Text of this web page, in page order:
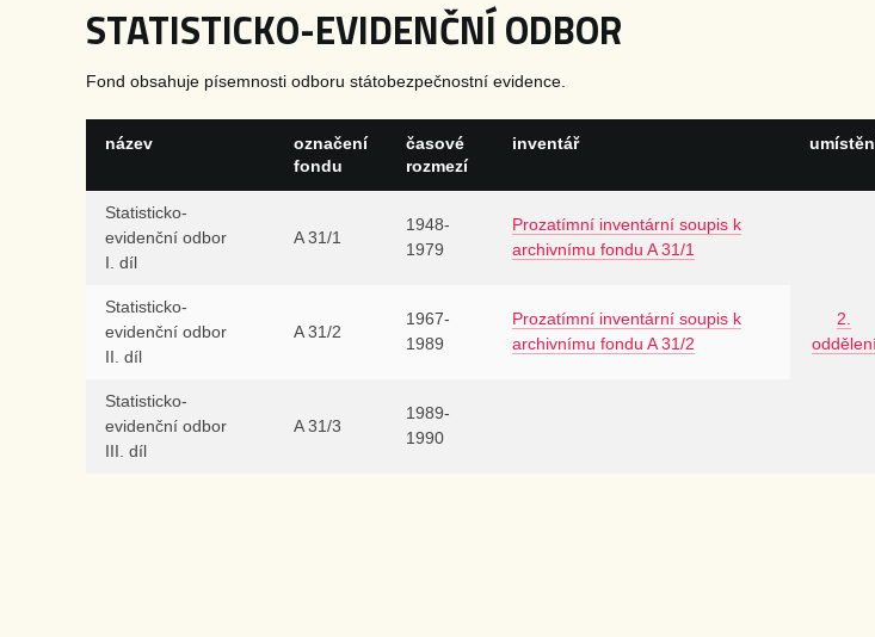
STATISTICKO-EVIDENČNÍ ODBOR
Fond obsahuje písemnosti odboru státobezpečnostní evidence.
název
označení
fondu
časové
rozmezí
inventář
Statisticko-
evidenční odbor
I. díl
A 31/1
1948-
1979
Prozatímní inventární soupis k
archivnímu fondu A 31/1
2.
Statisticko-
evidenční odbor
II. díl
A 31/2
1967-
1989
Prozatímní inventární soupis k
archivnímu fondu A 31/2
Statisticko-
evidenční odbor
III. díl
A 31/3
1989-
1990